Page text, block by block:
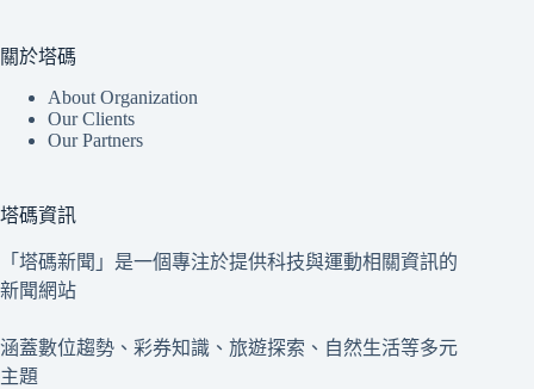
關於塔碼
About Organization
Our Clients
Our Partners
塔碼資訊
「塔碼新聞」是一個專注於提供科技與運動相關資訊的
新聞網站
涵蓋數位趨勢、彩券知識、旅遊探索、自然生活等多元
主題